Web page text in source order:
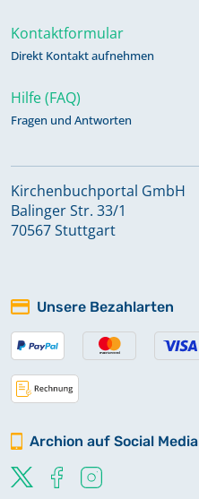
Kontaktformular
Direkt Kontakt aufnehmen
Hilfe (FAQ)
Fragen und Antworten
Kirchenbuchportal GmbH
Balinger Str. 33/1
70567 Stuttgart
Unsere Bezahlarten
Archion auf Social Media